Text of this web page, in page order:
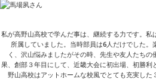
私が高野山高校で学んだ事は、継続する力です。私
所属していました。当時部員は6人だけでした。
く、沢山悩みましたがその時、先生や友人たち
果、創部３年目にして、近畿大会に初出場、初勝利
野山高校はアットホームな校風でとても充実した